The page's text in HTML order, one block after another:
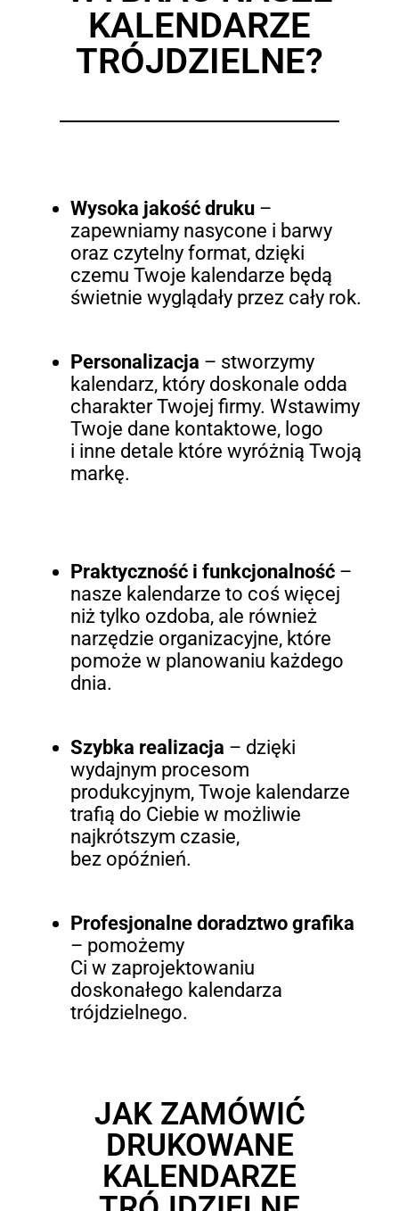
KALENDARZE
TRÓJDZIELNE?
Wysoka jakość druku–
zapewniamy nasycone i barwy
oraz czytelny format, dzięki
czemu Twoje kalendarze będą
świetnie wyglądały przez cały rok.
Personalizacja – stworzymy
kalendarz, który doskonale odda
charakter Twojej firmy. Wstawimy
Twoje dane kontaktowe, logo
i inne detale które wyróżnią Twoją
markę.
Praktyczność i funkcjonalność–
nasze kalendarze to coś więcej
niż tylko ozdoba, ale również
narzędzie organizacyjne, które
pomoże w planowaniu każdego
dnia.
Szybka realizacja – dzięki
wydajnym procesom
produkcyjnym, Twoje kalendarze
trafią do Ciebie w możliwie
najkrótszym czasie,
bez opóźnień.
Profesjonalne doradztwo grafika
– pomożemy
Ci w zaprojektowaniu
doskonałego kalendarza
trójdzielnego.
JAK ZAMÓWIĆ
DRUKOWANE
KALENDARZE